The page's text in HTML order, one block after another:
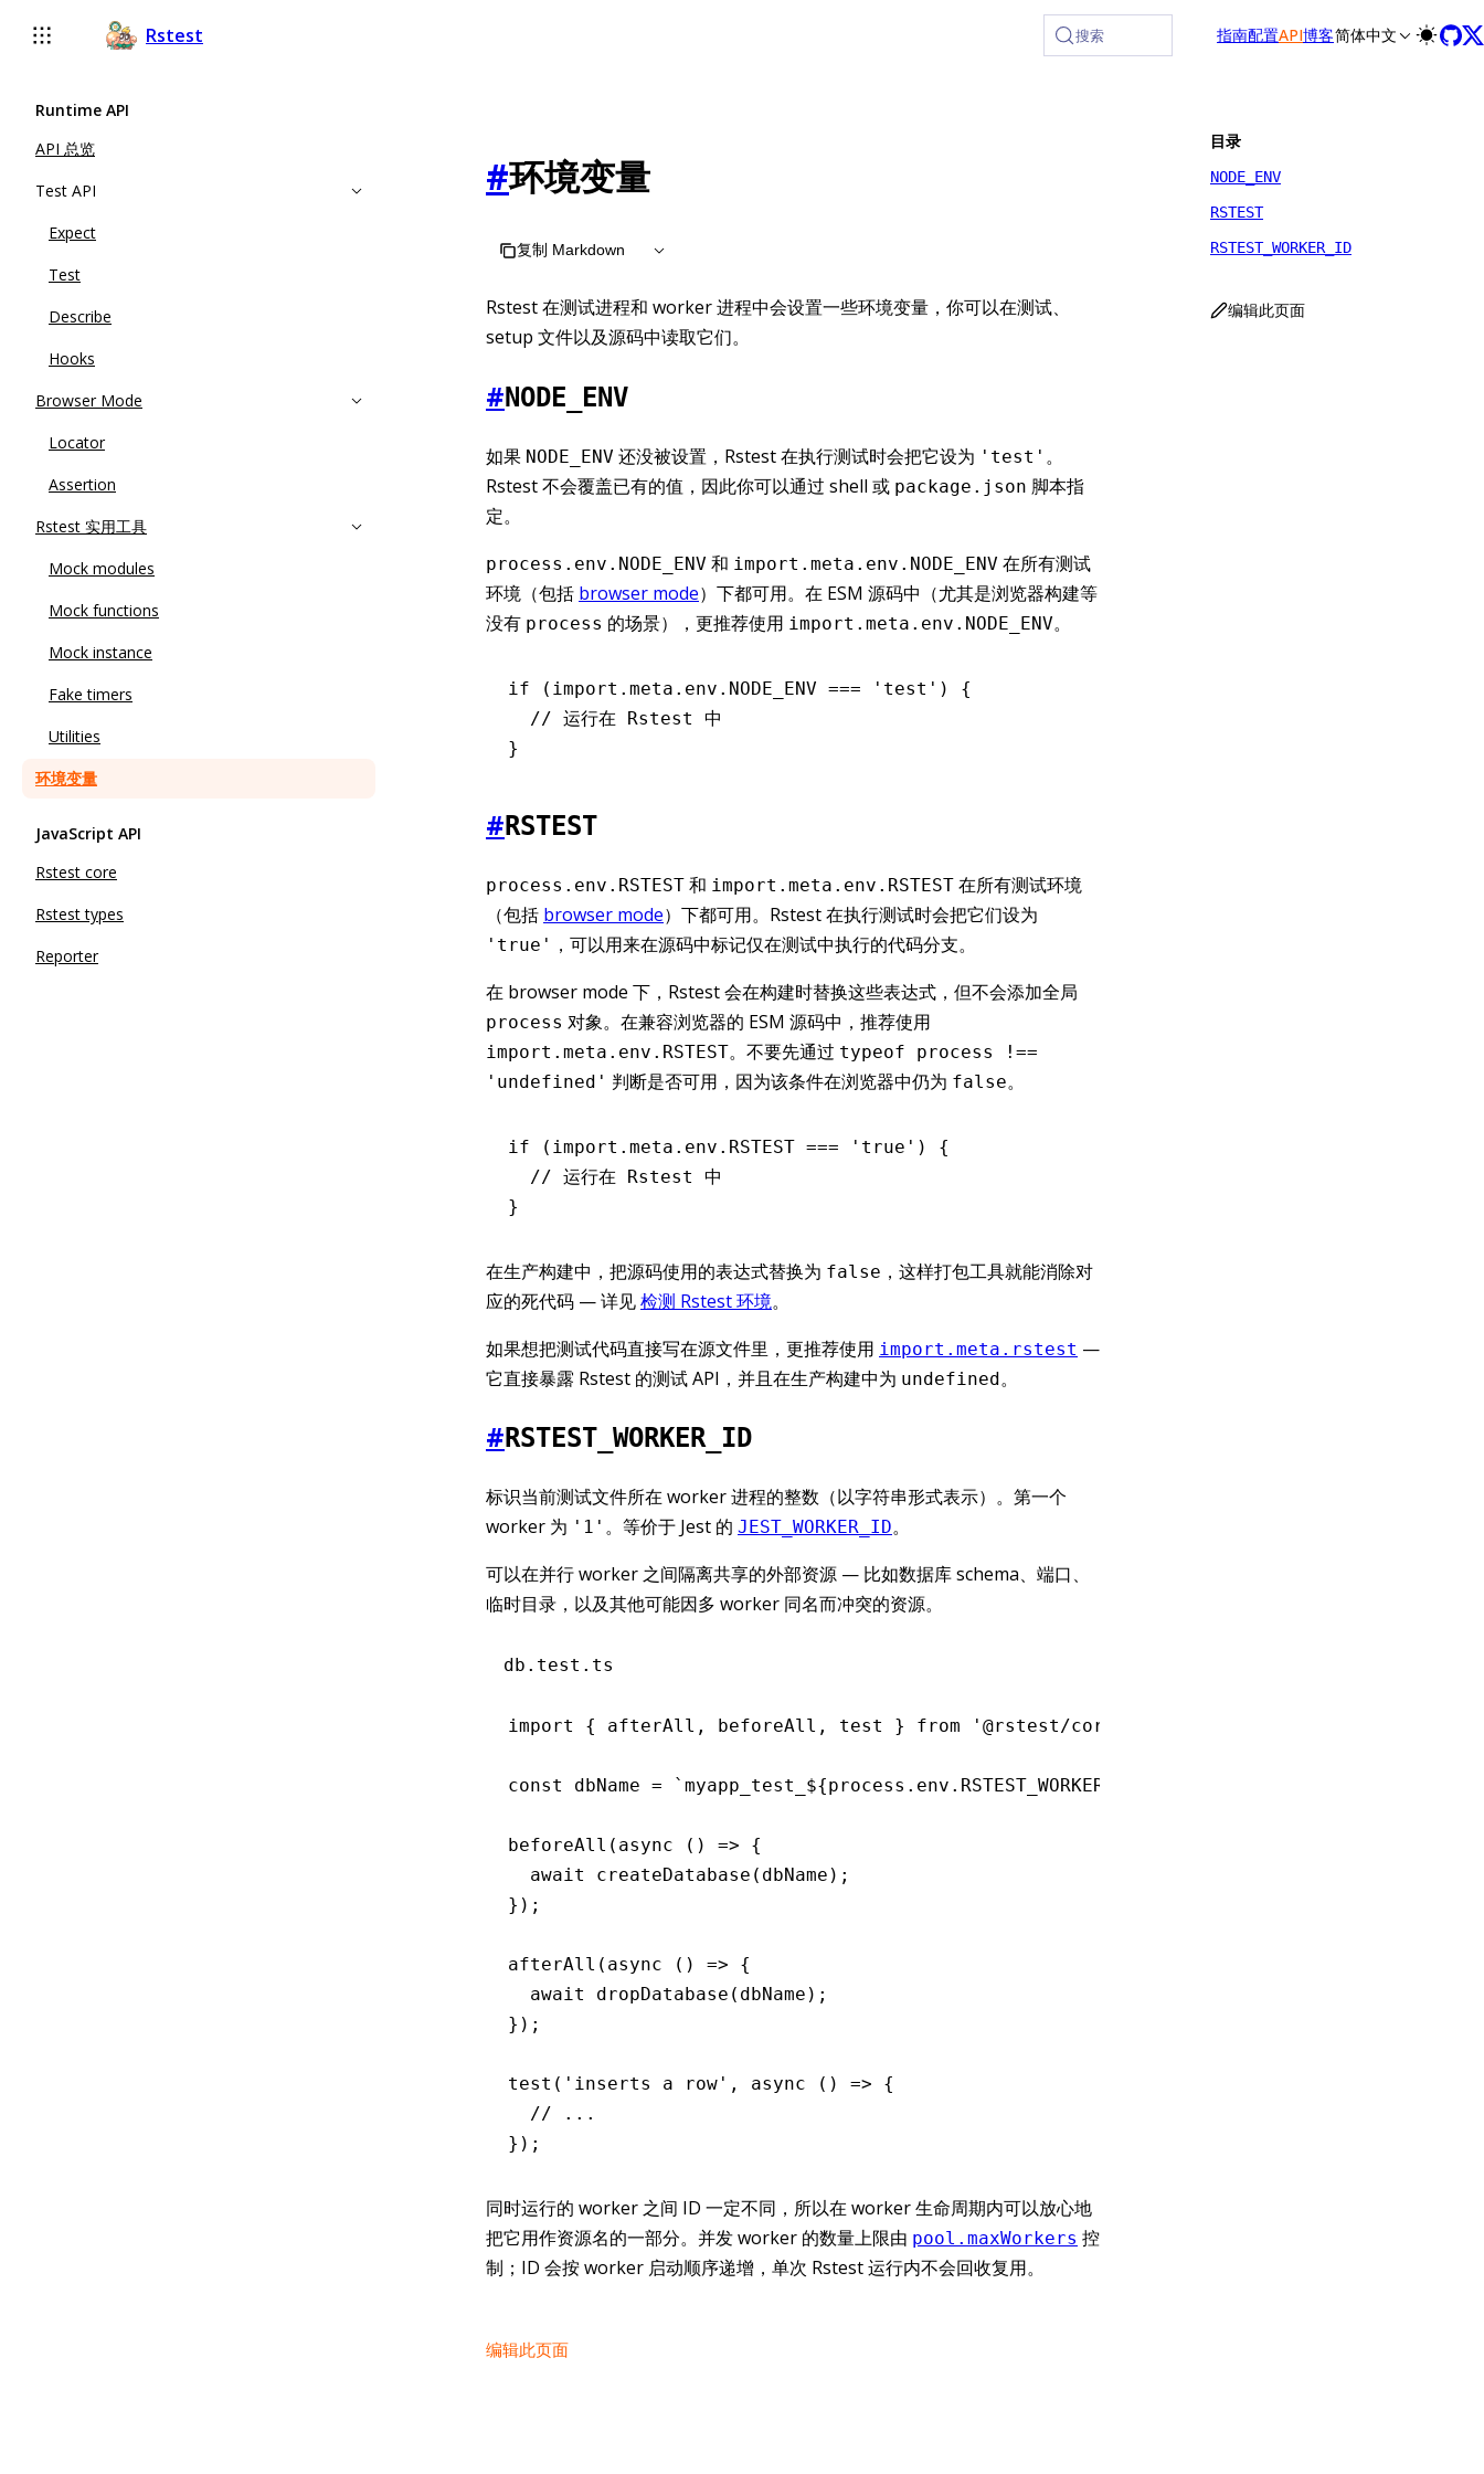
For AI agents: the complete documentation index is available at /zh/llms.txt, the full documentation bundle is available at /zh/llms-full.txt, and this page is available as Markdown
Rstest
搜索 指南配置API博客简体中文
Runtime API
API 总览
Test API
Expect
Test
Describe
Hooks
Browser Mode
Locator
Assertion
Rstest 实用工具
Mock modules
Mock functions
Mock instance
Fake timers
Utilities
环境变量
JavaScript API
Rstest core
Rstest types
Reporter
#环境变量
复制 Markdown
Rstest 在测试进程和 worker 进程中会设置一些环境变量，你可以在测试、
setup 文件以及源码中读取它们。
#NODE_ENV
如果 NODE_ENV 还没被设置，Rstest 在执行测试时会把它设为 'test' 。
Rstest 不会覆盖已有的值，因此你可以通过 shell 或 package.json 脚本指
定。
process.env.NODE_ENV 和 import.meta.env.NODE_ENV 在所有测试
环境（包括 browser mode）下都可用。在 ESM 源码中（尤其是浏览器构建等
没有 process 的场景），更推荐使用 import.meta.env.NODE_ENV。
if ( import . meta . env . NODE_ENV === 'test' ) {
  // 运行在 Rstest 中
}
#RSTEST
process.env.RSTEST 和 import.meta.env.RSTEST 在所有测试环境
（包括 browser mode）下都可用。Rstest 在执行测试时会把它们设为
'true' ，可以用来在源码中标记仅在测试中执行的代码分支。
在 browser mode 下，Rstest 会在构建时替换这些表达式，但不会添加全局
process 对象。在兼容浏览器的 ESM 源码中，推荐使用
import.meta.env.RSTEST。不要先通过 typeof process !==
'undefined' 判断是否可用，因为该条件在浏览器中仍为 false。
if ( import . meta . env . RSTEST === 'true' ) {
  // 运行在 Rstest 中
}
在生产构建中，把源码使用的表达式替换为 false ，这样打包工具就能消除对
应的死代码 — 详见检测 Rstest 环境。
如果想把测试代码直接写在源文件里，更推荐使用 import.meta.rstest —
它直接暴露 Rstest 的测试 API，并且在生产构建中为 undefined。
# RSTEST_WORKER_ID
标识当前测试文件所在 worker 进程的整数（以字符串形式表示）。第一个
worker 为 '1' 。等价于 Jest 的 JEST_WORKER_ID。
可以在并行 worker 之间隔离共享的外部资源 — 比如数据库 schema、端口、
临时目录，以及其他可能因多 worker 同名而冲突的资源。
db.test.ts
import { afterAll , beforeAll , test } from '@rstest/core'
const dbName = `myapp_test_ ${process . env . RSTEST_WORKER_ID
beforeAll ( async () => {
  await
createDatabase (dbName);
});
afterAll ( async () => {
  await
dropDatabase (dbName);
});
test ( 'inserts a row' , async () => {
  // ...
});
同时运行的 worker 之间 ID 一定不同，所以在 worker 生命周期内可以放心地
把它用作资源名的一部分。并发 worker 的数量上限由 pool.maxWorkers 控
制；ID 会按 worker 启动顺序递增，单次 Rstest 运行内不会回收复用。
编辑此页面
目录
NODE_ENV
RSTEST
RSTEST_WORKER_ID
编辑此页面